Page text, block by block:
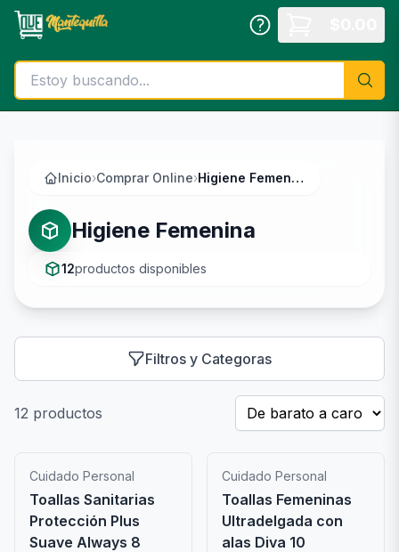
Saltar al contenido principal
Inicio›Comprar Online› Higiene Femenina
Higiene Femenina
12productos disponibles
Filtros y Categoras
12 productos
Cuidado Personal
Toallas Sanitarias
Protección Plus
Suave Always 8
Cuidado Personal
Toallas Femeninas
Ultradelgada con
alas Diva 10